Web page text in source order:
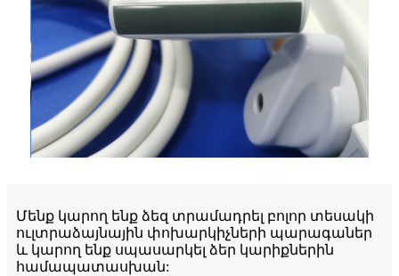
Մենք կարող ենք ձեզ տրամադրել բոլոր տեսակի
ուլտրաձայնային փոխարկիչների պարագաներ
և կարող ենք սպասարկել ձեր կարիքներին
համապատասխան: